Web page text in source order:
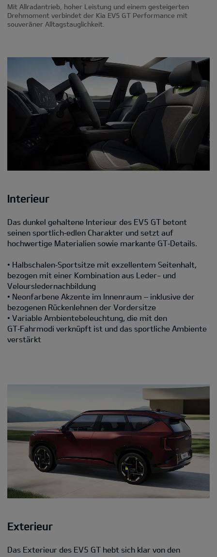
Mit Allradantrieb, hoher Leistung und einem gesteigerten
Drehmoment verbindet der Kia EV5 GT Performance mit
souveräner Alltagstauglichkeit.
Interieur
Das dunkel gehaltene Interieur des EV5 GT betont
seinen sportlich‑edlen Charakter und setzt auf
hochwertige Materialien sowie markante GT‑Details.
• Halbschalen‑Sportsitze mit exzellentem Seitenhalt,
bezogen mit einer Kombination aus Leder- und
Veloursledernachbildung
• Neonfarbene Akzente im Innenraum – inklusive der
bezogenen Rückenlehnen der Vordersitze
• Variable Ambientebeleuchtung, die mit den
GT‑Fahrmodi verknüpft ist und das sportliche Ambiente
verstärkt
Exterieur
Das Exterieur des EV5 GT hebt sich klar von den